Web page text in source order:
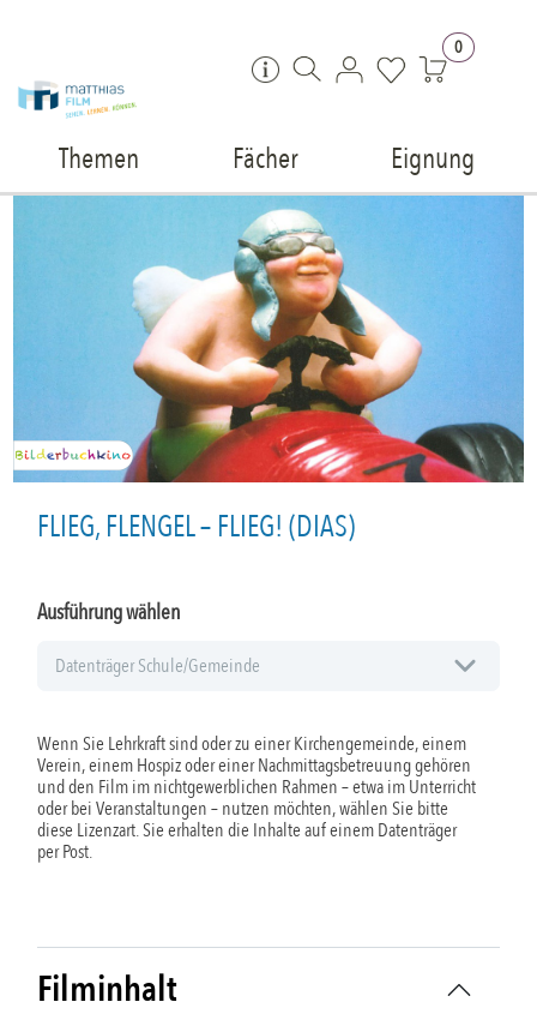
0
Themen Fächer Eignung
FLIEG, FLENGEL – FLIEG! (DIAS)
Ausführung wählen
Wenn Sie Lehrkraft sind oder zu einer Kirchengemeinde, einem
Verein, einem Hospiz oder einer Nachmittagsbetreuung gehören
und den Film im nichtgewerblichen Rahmen – etwa im Unterricht
oder bei Veranstaltungen – nutzen möchten, wählen Sie bitte
diese Lizenzart. Sie erhalten die Inhalte auf einem Datenträger
per Post.
Filminhalt